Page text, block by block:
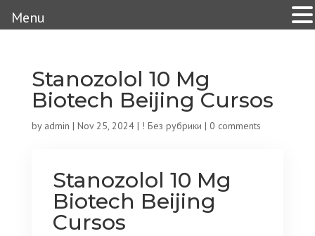
Stanozolol 10 Mg
Biotech Beijing Cursos
by admin | Nov 25, 2024| ! Без рубрики | 0 comments
Stanozolol 10 Mg
Biotech Beijing
Cursos
Menu